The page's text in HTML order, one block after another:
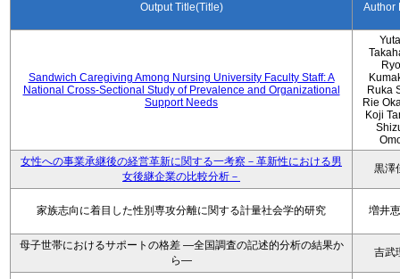
Output Title(Title) Author
Sandwich Caregiving Among Nursing University Faculty Staff: A
National Cross-Sectional Study of Prevalence and Organizational
Support Needs
Ruka
Rie
Koji
女性への事業承継後の経営革新に関する一考察－革新性における男
女後継企業の比較分析－
黒澤
家族志向に着目した性別専攻分離に関する計量社会学的研究 増井
母子世帯におけるサポートの格差 ―全国調査の記述的分析の結果か
ら―
吉武